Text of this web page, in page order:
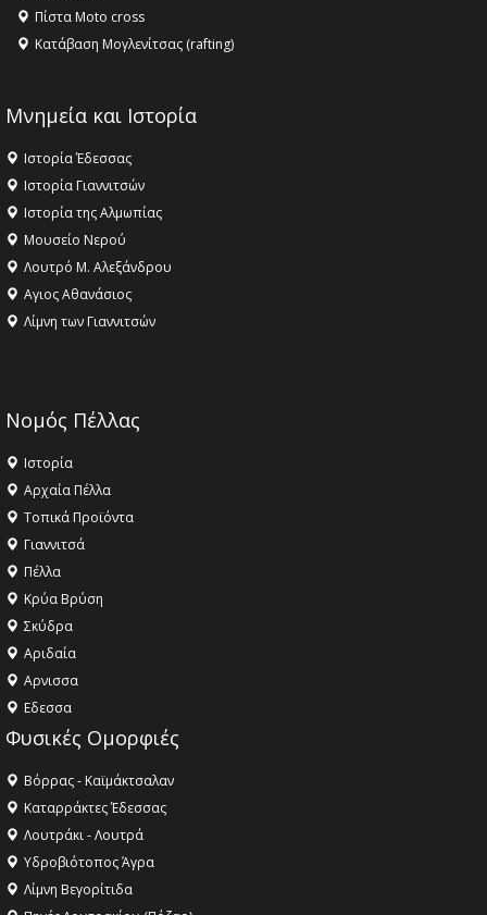
Πίστα Moto cross
Κατάβαση Μογλενίτσας (rafting)
Μνημεία και Ιστορία
Ιστορία Έδεσσας
Ιστορία Γιαννιτσών
Ιστορία της Αλμωπίας
Μουσείο Νερού
Λουτρό Μ. Αλεξάνδρου
Αγιος Αθανάσιος
Λίμνη των Γιαννιτσών
Νομός Πέλλας
Ιστορία
Αρχαία Πέλλα
Τοπικά Προϊόντα
Γιαννιτσά
Πέλλα
Κρύα Βρύση
Σκύδρα
Αριδαία
Aρνισσα
Eδεσσα
Φυσικές Ομορφιές
Βόρρας - Καϊμάκτσαλαν
Καταρράκτες Έδεσσας
Λουτράκι - Λουτρά
Υδροβιότοπος Άγρα
Λίμνη Βεγορίτιδα